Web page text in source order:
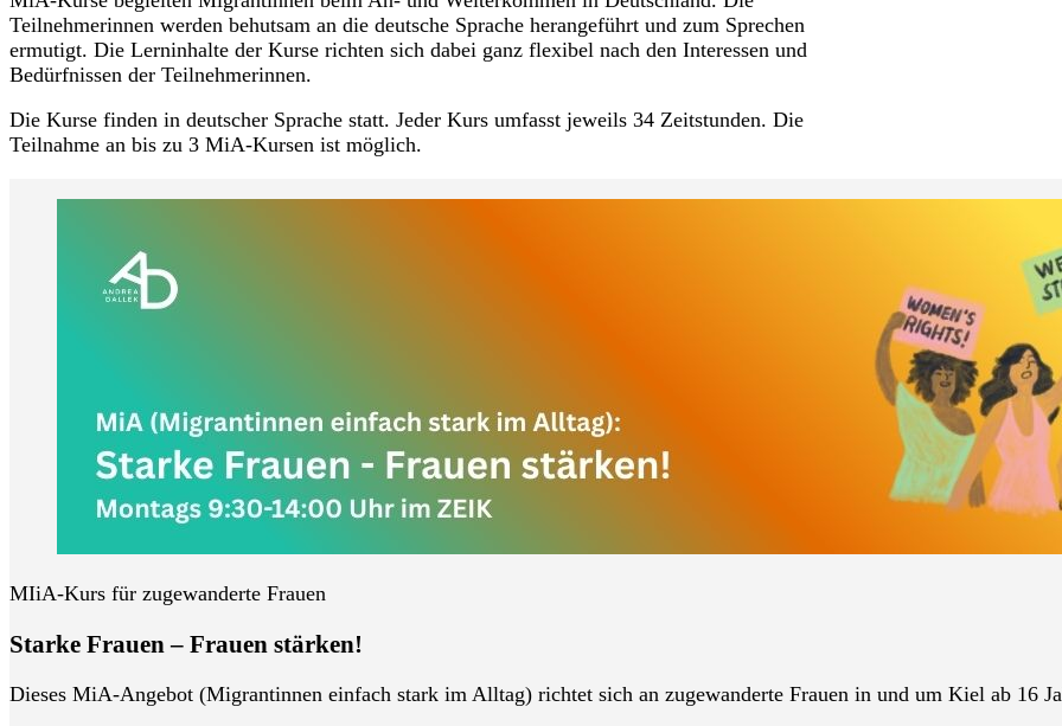
Teilnehmerinnen werden behutsam an die deutsche Sprache herangeführt und zum Sprechen
ermutigt. Die Lerninhalte der Kurse richten sich dabei ganz flexibel nach den Interessen und
Bedürfnissen der Teilnehmerinnen.
Die Kurse finden in deutscher Sprache statt. Jeder Kurs umfasst jeweils 34 Zeitstunden. Die
Teilnahme an bis zu 3 MiA-Kursen ist möglich.
MIiA-Kurs für zugewanderte Frauen
Starke Frauen – Frauen stärken!
Dieses MiA-Angebot (Migrantinnen einfach stark im Alltag) richtet sich an zugewanderte Frauen in und um Kiel ab 16